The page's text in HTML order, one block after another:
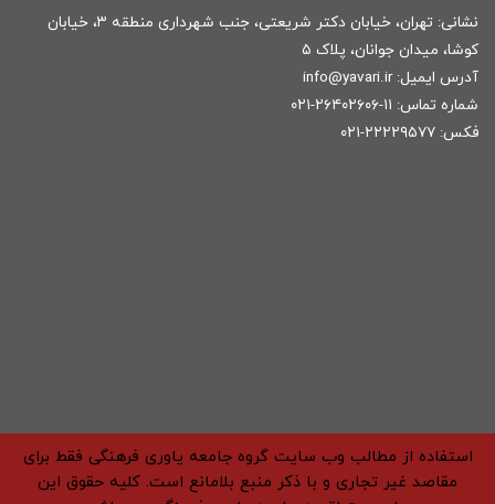
نشانی: تهران، خیابان دکتر شریعتی، جنب شهرداری منطقه ۳، خیابان
کوشا، میدان جوانان، پلاک ۵
آدرس ایمیل: info@yavari.ir
شماره تماس: ۱۱-۲۶۴۰۲۶۰۶-۰۲۱
فکس: ۲۲۲۲۹۵۷۷-۰۲۱
استفاده از مطالب وب سایت گروه جامعه یاوری فرهنگی فقط برای
مقاصد غیر تجاری و با ذکر منبع بلامانع است. کلیه حقوق این